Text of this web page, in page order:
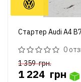
Стартер Audi A4
0
1 359грн.
1 224 грн